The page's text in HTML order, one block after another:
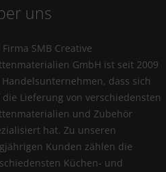
uns
Firma SMB Creative
GmbH ist seit 2009
dass sich
die Lieferung von verschiedensten
und Zubehör
hat. Zu unseren
Kunden zählen die
Küchen- und